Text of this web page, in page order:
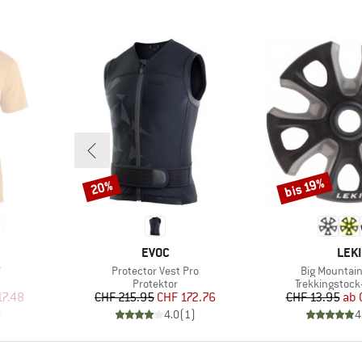
Preis
MARKE
EVOC
Artikel
Protector Vest Pro
Produktgruppe
Protektor
Preis
CHF 215.95reduzierter Preis
CHF 172.76
4.0(1)
Rabatt
20%
LEKI
Artikel
Big
CHF 13.95 ab
Rabatt
bis 19%